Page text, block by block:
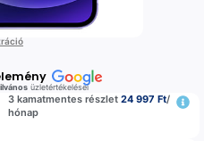
üzletértékelései
3 kamatmentes részlet 24 997 Ft/
hónap